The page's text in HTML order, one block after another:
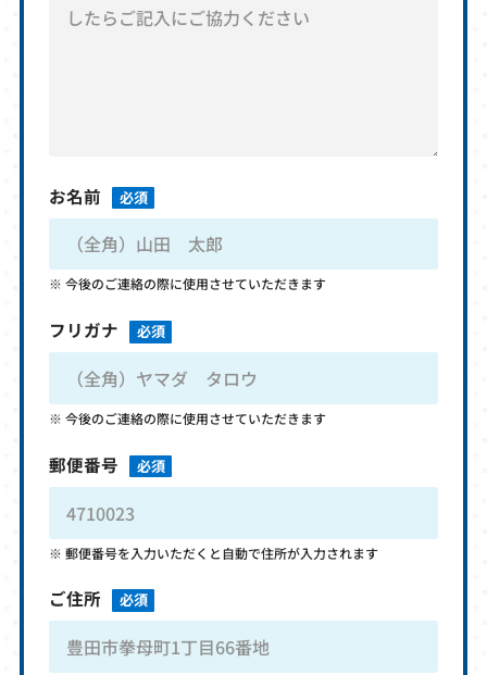
お名前 必須
今後のご連絡の際に使用させていただきます
フリガナ 必須
今後のご連絡の際に使用させていただきます
郵便番号 必須
郵便番号を入力いただくと自動で住所が入力されます
ご住所 必須